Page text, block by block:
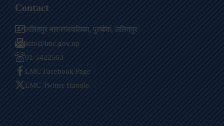
Contact
ललितपुर महानगरपालिका, पुल्चोक, ललितपुर
info@lmc.gov.np
01-5422563
LMC Facebook Page
LMC Twitter Handle